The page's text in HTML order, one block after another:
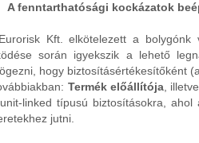
fenntarthatósági kockázatok
Kft. elkötelezett a bolygónk
során igyekszik a lehető
hogy biztosításértékesítőként
Termék előállítója,
linked típusú biztosításokra,
jutni.